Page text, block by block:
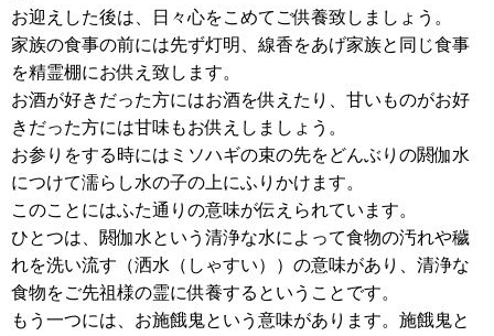
お迎えした後は、日々心をこめてご供養致しましょう。
家族の食事の前には先ず灯明、線香をあげ家族と同じ食事
を精霊棚にお供え致します。
お酒が好きだった方にはお酒を供えたり、甘いものがお好
きだった方には甘味もお供えしましょう。
お参りをする時にはミソハギの束の先をどんぶりの閼伽水
につけて濡らし水の子の上にふりかけます。
このことにはふた通りの意味が伝えられています。
ひとつは、閼伽水という清浄な水によって食物の汚れや穢
れを洗い流す（洒水（しゃすい））の意味があり、清浄な
食物をご先祖様の霊に供養するということです。
もう一つには、お施餓鬼という意味があります。施餓鬼と